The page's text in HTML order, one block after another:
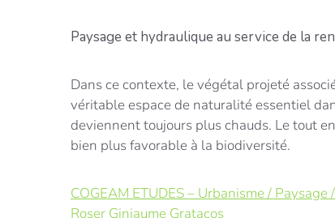
Paysage et hydraulique au service de la
Dans ce contexte, le végétal projeté
véritable espace de naturalité essentiel
deviennent toujours plus chauds. Le tout
bien plus favorable à la biodiversité.
COGEAM ETUDES – Urbanisme /
Roser Ginjaume Gratacos